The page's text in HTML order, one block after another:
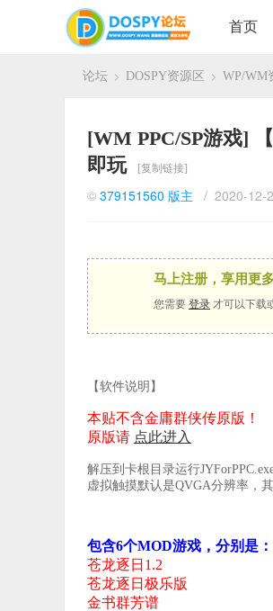
首页
论坛 DOSPY资源区 WP/WM
[WM PPC/SP游戏]
即玩
[复制链接]
© 379151560 版主 / 2020-12-
马上注册，享用更
您需要 登录 才可以下载
【软件说明】
本贴不含金庸群侠传原版！
原版请 点此进入
解压到卡根目录运行
虚拟触摸默认是QVGA分辨率，
包含6个MOD游戏，分别是：
苍龙逐日1.2
苍龙逐日极乐版
金书群芳谱